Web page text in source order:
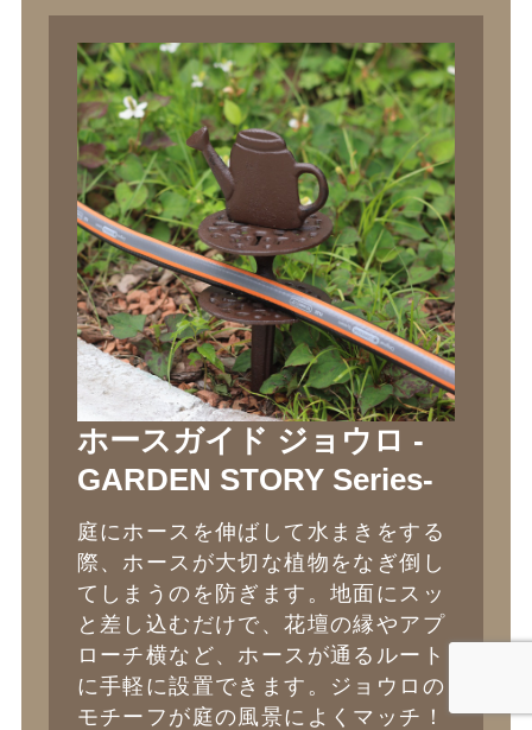
ホースガイド ジョウロ -
GARDEN STORY Series-
庭にホースを伸ばして水まきをする
際、ホースが大切な植物をなぎ倒し
てしまうのを防ぎます。地面にスッ
と差し込むだけで、花壇の縁やアプ
ローチ横など、ホースが通るルート
に手軽に設置できます。ジョウロの
モチーフが庭の風景によくマッチ！